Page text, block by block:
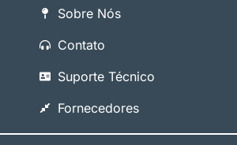
Sobre Nós
Contato
Suporte Técnico
Fornecedores